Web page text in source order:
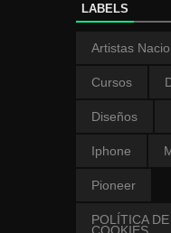
LABELS
Artistas
Cursos
Diseños
Iphone
Pioneer
POLÍTICA